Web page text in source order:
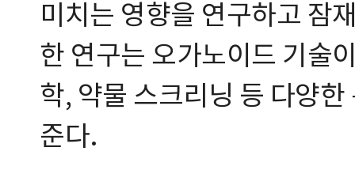
미치는 영향을 연구하고 잠
한 연구는 오가노이드 기술
학, 약물 스크리닝 등 다양
준다.